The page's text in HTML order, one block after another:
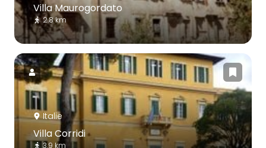
Villa Maurogordato
2.8 km
Italie
Villa Corridi
3.9 km